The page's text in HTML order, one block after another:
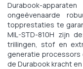
Durabook-
ongeëvenaarde
topprestaties te
MIL-STD-810H zijn
trillingen, stof en
generatie processors
de Durabook kracht